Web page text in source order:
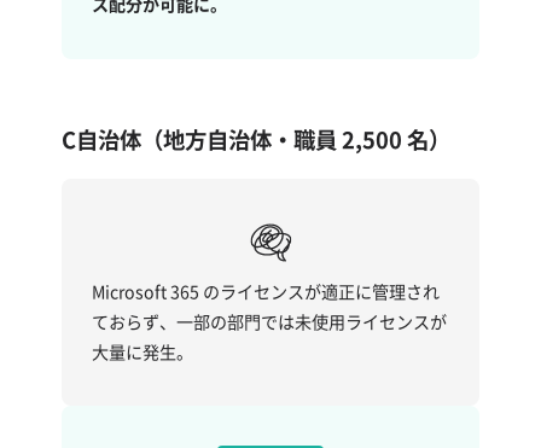
C自治体（地方自治体・職員 2,500 名）
Microsoft 365 のライセンスが適正に管理され
ておらず、一部の部門では未使用ライセンスが
大量に発生。